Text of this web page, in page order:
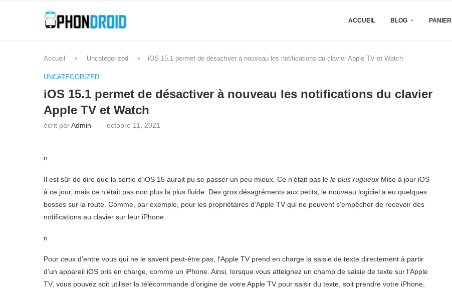
ACCUEIL BLOG PANIER
Accueil Uncategorized iOS 15.1 permet de désactiver à nouveau les notifications du clavier Apple TV et Watch
UNCATEGORIZED
iOS 15.1 permet de désactiver à nouveau les notifications du clavier
Apple TV et Watch
écrit parAdmin octobre 11, 2021
n
Il est sûr de dire que la sortie d’iOS 15 aurait pu se passer un peu mieux. Ce n’était pas le le plus rugueux Mise à jour iOS
à ce jour, mais ce n’était pas non plus la plus fluide. Des gros désagréments aux petits, le nouveau logiciel a eu quelques
bosses sur la route. Comme, par exemple, pour les propriétaires d’Apple TV qui ne peuvent s’empêcher de recevoir des
notifications au clavier sur leur iPhone.
n
Pour ceux d’entre vous qui ne le savent peut-être pas, l’Apple TV prend en charge la saisie de texte directement à partir
d’un appareil iOS pris en charge, comme un iPhone. Ainsi, lorsque vous atteignez un champ de saisie de texte sur l’Apple
TV, vous pouvez soit utiliser la télécommande d’origine de votre Apple TV pour saisir du texte, soit prendre votre iPhone,